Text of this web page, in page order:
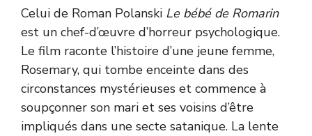
Celui de Roman Polanski Le bébé de Romarin
est un chef-d’œuvre d’horreur psychologique.
Le film raconte l’histoire d’une jeune femme,
Rosemary, qui tombe enceinte dans des
circonstances mystérieuses et commence à
soupçonner son mari et ses voisins d’être
impliqués dans une secte satanique. La lente